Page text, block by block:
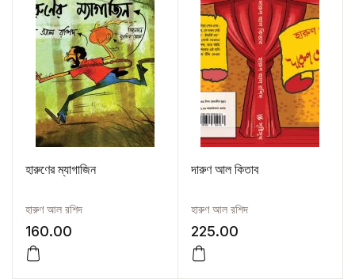
হারুণের ম্যাগাজিন
হারুণ আল রশিদ
160.00
দারুণ আল কিতাব
হারুণ আল রশিদ
225.00